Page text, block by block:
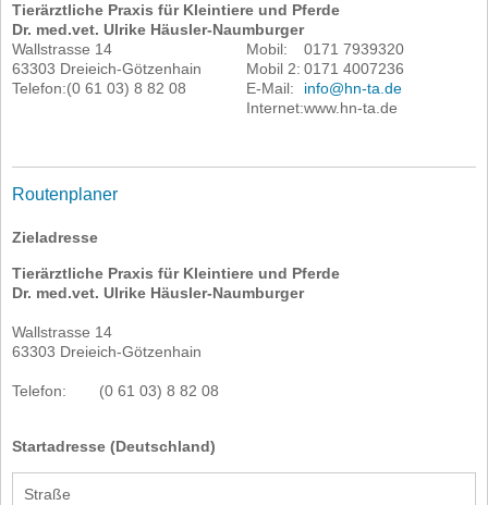
Tierärztliche Praxis für Kleintiere und Pferde
Dr. med.vet. Ulrike Häusler-Naumburger
Wallstrasse 14
63303 Dreieich-Götzenhain
Telefon:(0 61 03) 8 82 08
Mobil:
Mobil 2:
E-Mail:
Internet:
0171 7939320
0171 4007236
info@hn-ta.de
www.hn-ta.de
Routenplaner
Zieladresse
Tierärztliche Praxis für Kleintiere und Pferde
Dr. med.vet. Ulrike Häusler-Naumburger
Wallstrasse 14
63303 Dreieich-Götzenhain
Telefon: (0 61 03) 8 82 08
Startadresse (Deutschland)
Straße